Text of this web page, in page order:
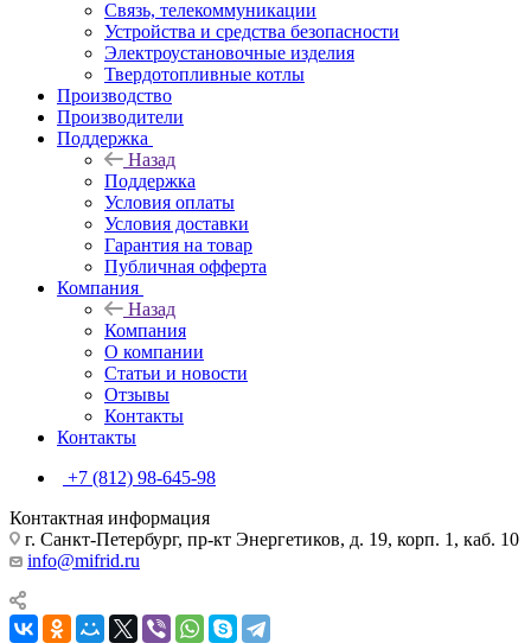
Связь, телекоммуникации
Устройства и средства безопасности
Электроустановочные изделия
Твердотопливные котлы
Производство
Производители
Поддержка
Назад
Поддержка
Условия оплаты
Условия доставки
Гарантия на товар
Публичная офферта
Компания
Назад
Компания
О компании
Статьи и новости
Отзывы
Контакты
Контакты
+7 (812) 98-645-98
Контактная информация
г. Санкт-Петербург, пр-кт Энергетиков, д. 19, корп. 1, каб. 10
info@mifrid.ru